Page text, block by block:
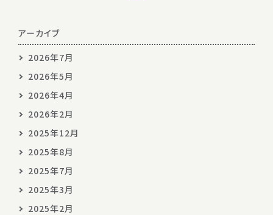
アーカイブ
2026年7月
2026年5月
2026年4月
2026年2月
2025年12月
2025年8月
2025年7月
2025年3月
2025年2月